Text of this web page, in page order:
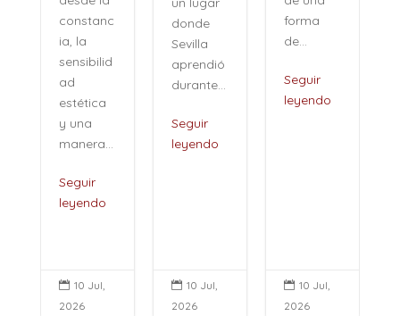
constanc
ia, la
sensibilid
ad
estética
y una
manera...
Seguir
leyendo
 10 Jul,
2026
donde
Sevilla
aprendió
durante...
Seguir
leyendo
 10 Jul,
2026
forma
de...
Seguir
leyendo
 10 Jul,
2026